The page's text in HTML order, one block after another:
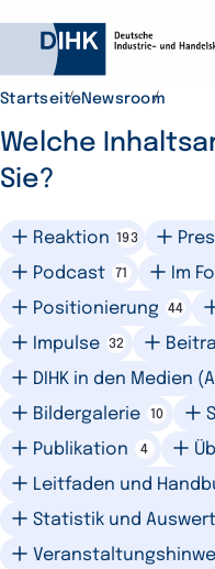
StartseiteNewsroom
Welche
Sie?
Reaktion 193
Podcast 71 Im
Positionierung 44
Impulse 32
DIHK in den Medien
Bildergalerie 10
Publikation 4
Leitfaden und
Statistik und